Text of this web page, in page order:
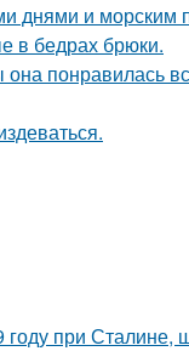
днями и морским
в бедрах брюки.
она понравилась
при Сталине,